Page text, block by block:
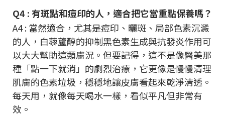
Q4 : 有斑點和痘印的人，適合把它當重點保養嗎？
A4 : 當然適合，尤其是痘印、曬斑、局部色素沉澱
的人，白藜蘆醇的抑制黑色素生成與抗發炎作用可
以大大幫助這類膚況。但要記得，這不是像醫美那
種「點一下就消」的劇烈治療，它更像是慢慢清理
肌膚的色素垃圾，穩穩地讓皮膚看起來乾淨清透。
每天用，就像每天喝水一樣，看似平凡但非常有
效。